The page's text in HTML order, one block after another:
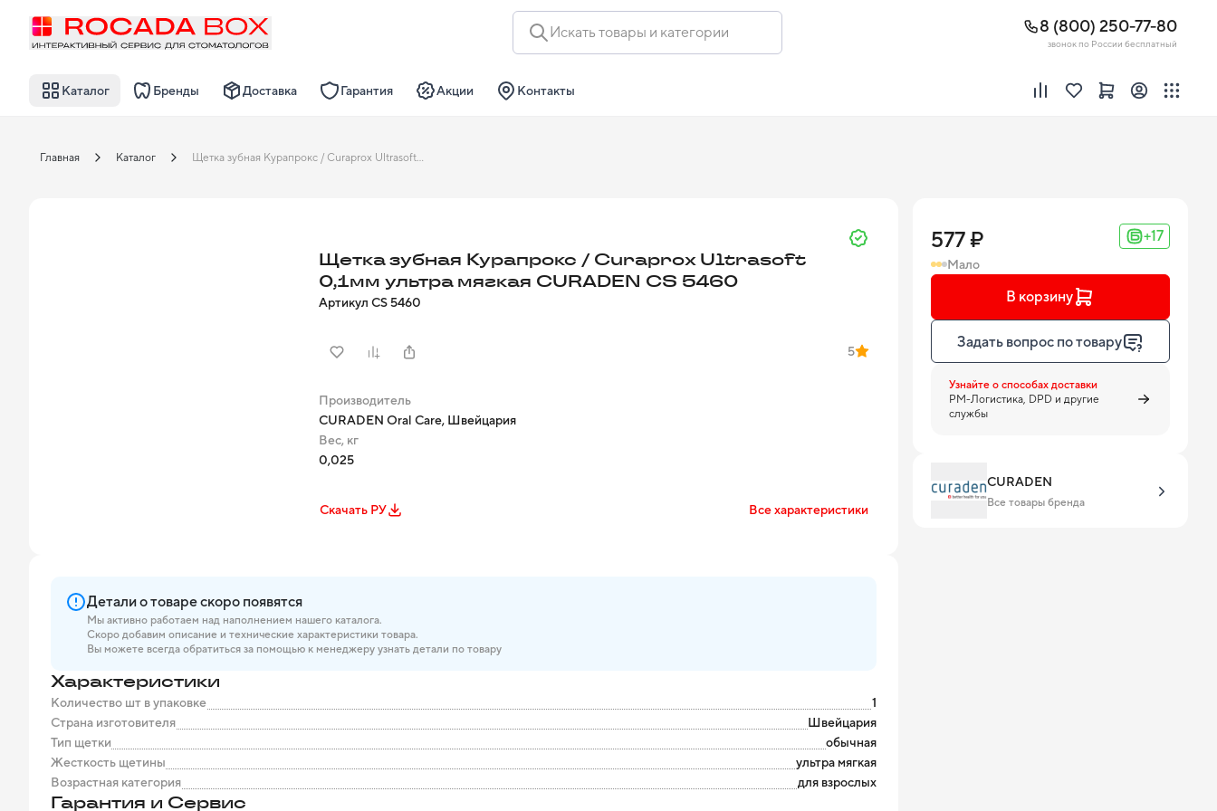
Искать товары и категории 8 (800) 250-77-80
звонок по России бесплатный
Каталог Бренды Доставка Гарантия Акции Контакты
Главная Каталог Щетка зубная Курапрокс / Curaprox Ultrasoft 0,1мм ультра мягкая CURADEN CS 5460
Щетка зубная Курапрокс / Curaprox Ultrasoft
0,1мм ультра мягкая CURADEN CS 5460
Артикул CS 5460
5
Производитель
CURADEN Oral Care, Швейцария
Вес, кг
0,025
Скачать РУ Все характеристики
Детали о товаре скоро появятся
Мы активно работаем над наполнением нашего каталога.
Скоро добавим описание и технические характеристики товара.
Вы можете всегда обратиться за помощью к менеджеру узнать детали по товару
Характеристики
Количество шт в упаковке
1
Страна изготовителя
Швейцария
Тип щетки
обычная
Жесткость щетины
ультра мягкая
Возрастная категория
для взрослых
Гарантия и Сервис
577 ₽ +17
Мало
В корзину
Задать вопрос по товару
Узнайте о способах доставки
PM-Логистика, DPD и другие
службы
CURADEN
Все товары бренда